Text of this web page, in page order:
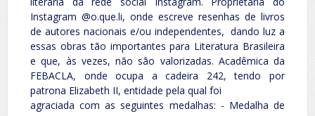
Instagram @o.que.li, onde escreve resenhas de livros
de autores nacionais e/ou independentes, dando luz a
essas obras tão importantes para Literatura Brasileira
e que, às vezes, não são valorizadas. Acadêmica da
FEBACLA, onde ocupa a cadeira 242, tendo por
patrona Elizabeth II, entidade pela qual foi
agraciada com as seguintes medalhas: - Medalha de